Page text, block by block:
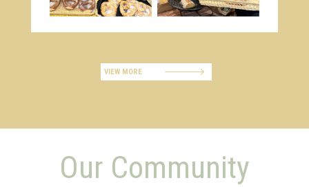
VIEW MORE
Our Community